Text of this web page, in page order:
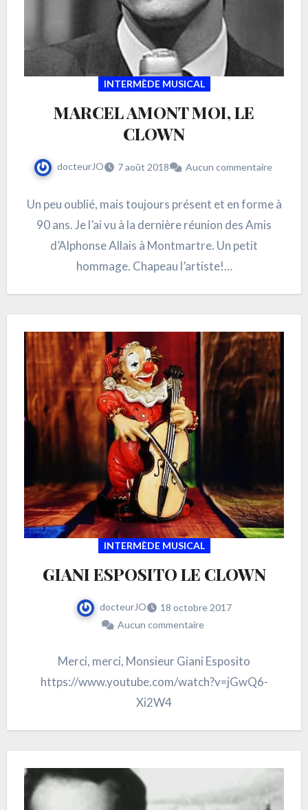
INTERMÈDE MUSICAL
MARCEL AMONT MOI, LE
CLOWN
docteurJO 7 août 2018 Aucun commentaire
Un peu oublié, mais toujours présent et en forme à
90 ans. Je l’ai vu à la dernière réunion des Amis
d’Alphonse Allais à Montmartre. Un petit
hommage. Chapeau l’artiste!…
INTERMÈDE MUSICAL
GIANI ESPOSITO LE CLOWN
docteurJO
18 octobre 2017
Aucun commentaire
Merci, merci, Monsieur Giani Esposito
https://www.youtube.com/watch?v=jGwQ6-
Xi2W4